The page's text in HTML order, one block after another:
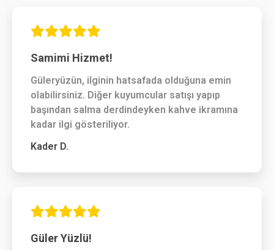
Samimi Hizmet!
Güleryüzün, ilginin hatsafada olduğuna emin
olabilirsiniz. Diğer kuyumcular satışı yapıp
başından salma derdindeyken kahve ikramına
kadar ilgi gösteriliyor.
Kader D.
Güler Yüzlü!